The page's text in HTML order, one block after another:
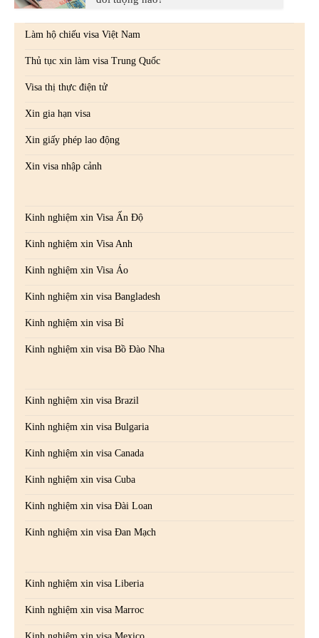
Làm hộ chiếu visa Việt Nam
Thủ tục xin làm visa Trung Quốc
Visa thị thực điện tử
Xin gia hạn visa
Xin giấy phép lao động
Xin visa nhập cảnh
Kinh nghiệm xin Visa Ấn Độ
Kinh nghiệm xin Visa Anh
Kinh nghiệm xin Visa Áo
Kinh nghiệm xin visa Bangladesh
Kinh nghiệm xin visa Bỉ
Kinh nghiệm xin visa Bồ Đào Nha
Kinh nghiệm xin visa Brazil
Kinh nghiệm xin visa Bulgaria
Kinh nghiệm xin visa Canada
Kinh nghiệm xin visa Cuba
Kinh nghiệm xin visa Đài Loan
Kinh nghiệm xin visa Đan Mạch
Kinh nghiệm xin visa Liberia
Kinh nghiệm xin visa Marroc